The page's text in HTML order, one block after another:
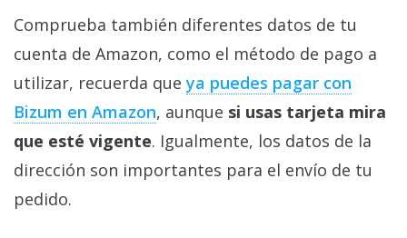
Comprueba también diferentes datos de tu
cuenta de Amazon, como el método de pago a
utilizar, recuerda queya puedes pagar con
Bizum en Amazon‎, aunque si usas tarjeta mira
que esté vigente. Igualmente, los datos de la
dirección son importantes para el envío de tu
pedido.